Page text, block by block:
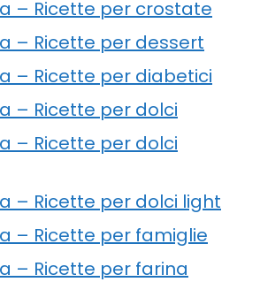
– Ricette per crostate
– Ricette per dessert
– Ricette per diabetici
– Ricette per dolci
– Ricette per dolci
– Ricette per dolci light
– Ricette per famiglie
– Ricette per farina